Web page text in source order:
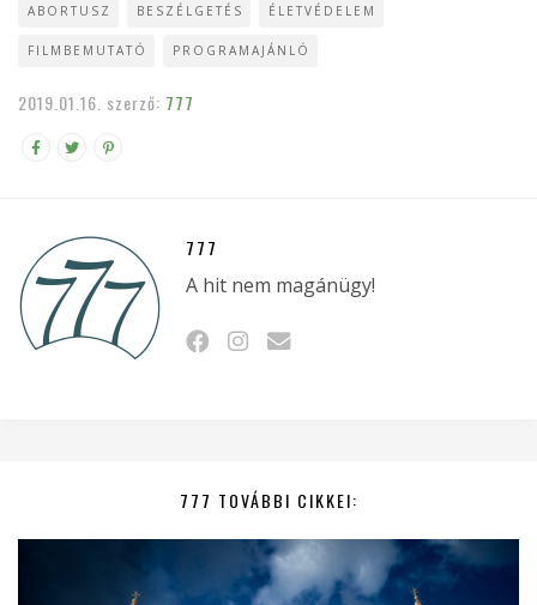
ABORTUSZ BESZÉLGETÉS ÉLETVÉDELEM
FILMBEMUTATÓ PROGRAMAJÁNLÓ
2019.01.16. szerző: 777
777
A hit nem magánügy!
777 TOVÁBBI CIKKEI: